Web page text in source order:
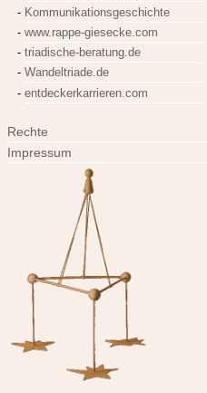
Kommunikationsgeschichte
www.rappe-giesecke.com
triadische-beratung.de
Wandeltriade.de
entdeckerkarrieren.com
Rechte
Impressum